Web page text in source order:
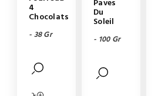
4
Chocolats
- 38 Gr
Paves
Du
Soleil
- 100 Gr